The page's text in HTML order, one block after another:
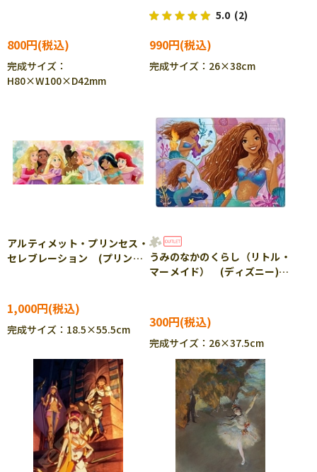
800円
完成サイズ：
H80×W100×D42mm
APP-300-199 ［CP-SS］
5.0 (2)
990円
完成サイズ：26×38cm
アルティメット・プリンセス・
セレブレーション (プリンセ
1,000円
完成サイズ：18.5×55.5cm
うみのなかのくらし（リトル・
マーメイド） (ディズニー)
300円
完成サイズ：26×37.5cm